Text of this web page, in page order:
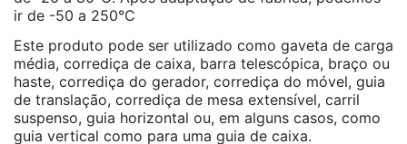
ir de -50 a 250°C
Este produto pode ser utilizado como gaveta de carga
média, corrediça de caixa, barra telescópica, braço ou
haste, corrediça do gerador, corrediça do móvel, guia
de translação, corrediça de mesa extensível, carril
suspenso, guia horizontal ou, em alguns casos, como
guia vertical como para uma guia de caixa.